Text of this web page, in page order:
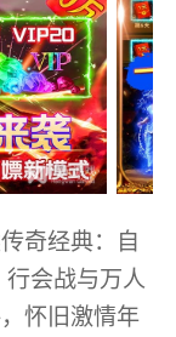
奇经典：自
会战与万人
怀旧激情年